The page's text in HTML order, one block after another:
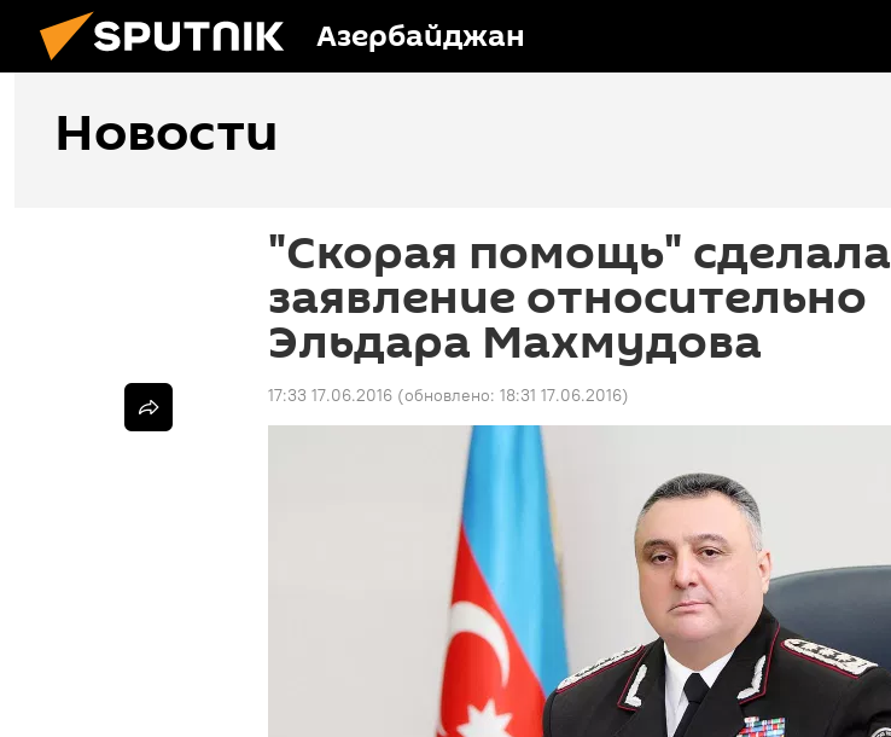
Азербайджан
Новости
"Скорая помощь" сделала
заявление относительно
Эльдара Махмудова
17:33 17.06.2016 (обновлено: 18:31 17.06.2016)